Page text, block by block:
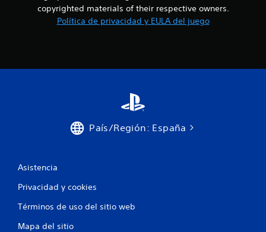
copyrighted materials of their respective owners.
Política de privacidad y EULA del juego
País/Región: España
Asistencia
Privacidad y cookies
Términos de uso del sitio web
Mapa del sitio